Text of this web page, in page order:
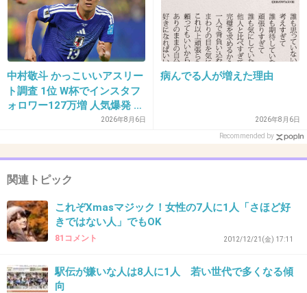
中村敬斗 かっこいいアスリー
ト調査 1位 W杯でインスタフ
ォロワー127万増 人気爆発 …
2位 高橋藍 3位 大谷翔平2026年8月6日
病んでる人が増えた理由
2026年8月6日
Recommended by
関連トピック
これぞXmasマジック！女性の7人に1人「さほど好
きではない人」でもOK
81コメント 2012/12/21(金) 17:11
駅伝が嫌いな人は8人に1人 若い世代で多くなる傾
向